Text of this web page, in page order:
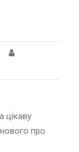
цікаву
про